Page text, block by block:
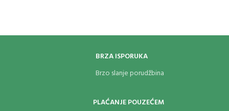
BRZA ISPORUKA
Brzo slanje porudžbina
PLAĆANJE POUZEĆEM